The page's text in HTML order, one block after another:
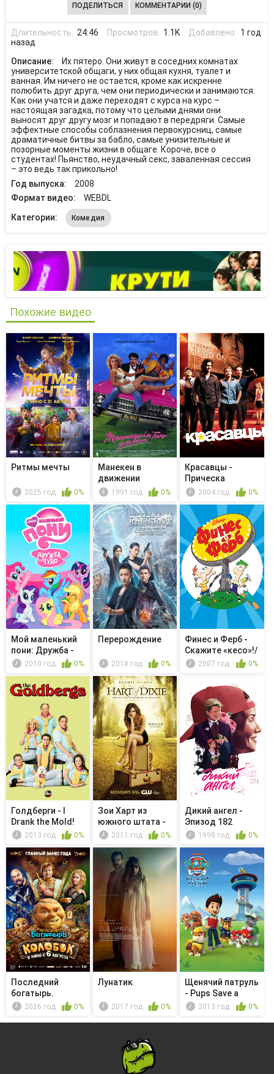
ПОДЕЛИТЬСЯ КОММЕНТАРИИ (0)
Длительность: 24:46 Просмотров: 1.1K Добавлено: 1 год
назад
Описание:
Их пятеро. Они живут в соседних комнатах
университетской общаги, у них общая кухня, туалет и
ванная. Им ничего не остается, кроме как искренне
полюбить друг друга, чем они периодически и занимаются.
Как они учатся и даже переходят с курса на курс –
настоящая загадка, потому что целыми днями они
выносят друг другу мозг и попадают в передряги. Самые
эффектные способы соблазнения первокурсниц, самые
драматичные битвы за бабло, самые унизительные и
позорные моменты жизни в общаге. Короче, все о
студентах! Пьянство, неудачный секс, заваленная сессия
– это ведь так прикольно!
Год выпуска:
2008
Формат видео:
WEBDL
Категории:
Комедия
Похожие видео
Ритмы мечты
2025 год 0%
Манекен в
движении
1991 год 0%
Красавцы -
Прическа
2004 год 0%
Мой маленький
пони: Дружба -
это чудо...
2010 год 0%
Перерождение
2018 год 0%
Финес и Ферб -
Скажите «кесо»!/
Танцы ...
2007 год 0%
Голдберги - I
Drank the Mold!
2013 год 0%
Зои Харт из
южного штата -
Тема для р...
2011 год 0%
Дикий ангел -
Эпизод 182
1998 год 0%
Последний
богатырь.
Колобок
2026 год 0%
Лунатик
2017 год 0%
Щенячий патруль
- Pups Save a
Rubble-...
2013 год 0%